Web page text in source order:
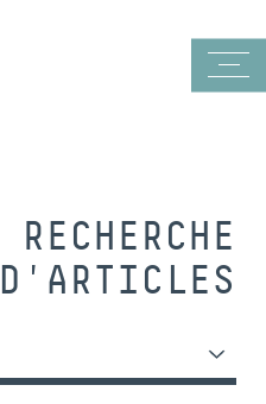
RECHERCHE
D'ARTICLES